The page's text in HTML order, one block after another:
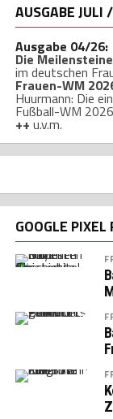
AUSGABE JULI
Ausgabe 04/26:
Die
im deutschen
Frauen-WM
Huurmann: Die
Fußball-WM 2026
++ u.v.m.
GOOGLE